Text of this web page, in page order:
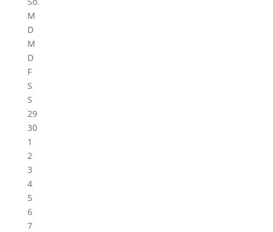
M
D
M
D
F
S
S
29
30
1
2
3
4
5
6
7